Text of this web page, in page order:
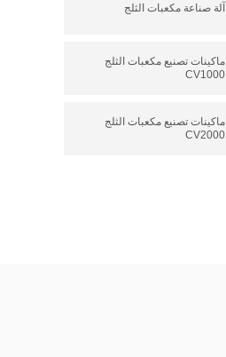
آلة صناعة مكعبات الثلج
ماكينات تصنيع مكعبات الثلج
CV1000
ماكينات تصنيع مكعبات الثلج
CV2000